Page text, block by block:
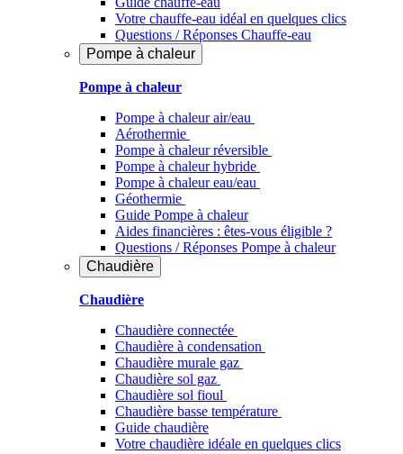
Votre chauffe-eau idéal en quelques clics
Questions / Réponses Chauffe-eau
Pompe à chaleur
Pompe à chaleur
Pompe à chaleur air/eau
Aérothermie
Pompe à chaleur réversible
Pompe à chaleur hybride
Pompe à chaleur​ eau/eau
Géothermie
Guide Pompe à chaleur
Aides financières : êtes-vous éligible ?
Questions / Réponses Pompe à chaleur
Chaudière
Chaudière
Chaudière connectée
Chaudière à condensation
Chaudière murale gaz
Chaudière sol gaz
Chaudière sol fioul
Chaudière basse température
Guide chaudière
Votre chaudière idéale en quelques clics